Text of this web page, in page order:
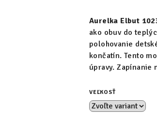
Aurelka Elbut
ako obuv do
polohovanie
končatín. Tento
úpravy. Zapínanie
VEĽKOSŤ